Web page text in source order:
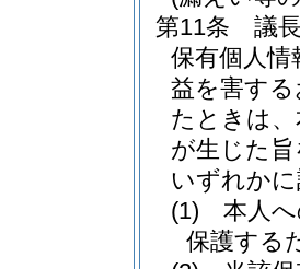
第11条
議
保有個人
益を害す
たときは
が生じた
いずれか
(1)
本人
保護する